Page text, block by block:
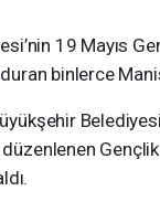
19 Mayıs
binlerce
düzenlenen